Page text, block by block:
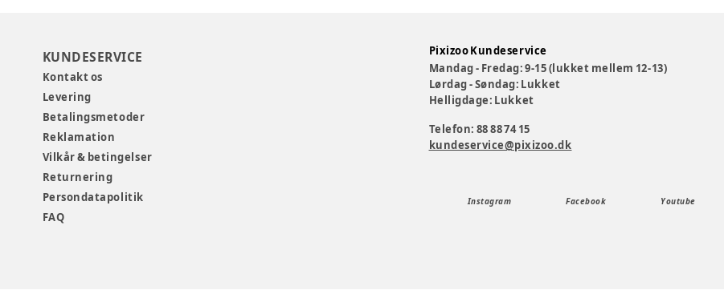
KUNDESERVICE
Kontakt os
Levering
Betalingsmetoder
Reklamation
Vilkår & betingelser
Returnering
Persondatapolitik
FAQ
Pixizoo Kundeservice
Mandag - Fredag: 9-15 (lukket mellem 12-13)
Lørdag - Søndag: Lukket
Helligdage: Lukket
Telefon: 88 88 74 15
kundeservice@pixizoo.dk
Instagram Facebook Youtube